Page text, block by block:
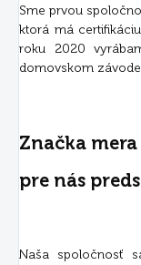
Sme prvou
ktorá má
roku 2020
domovskom
Značka
pre nás
Naša spoločnosť